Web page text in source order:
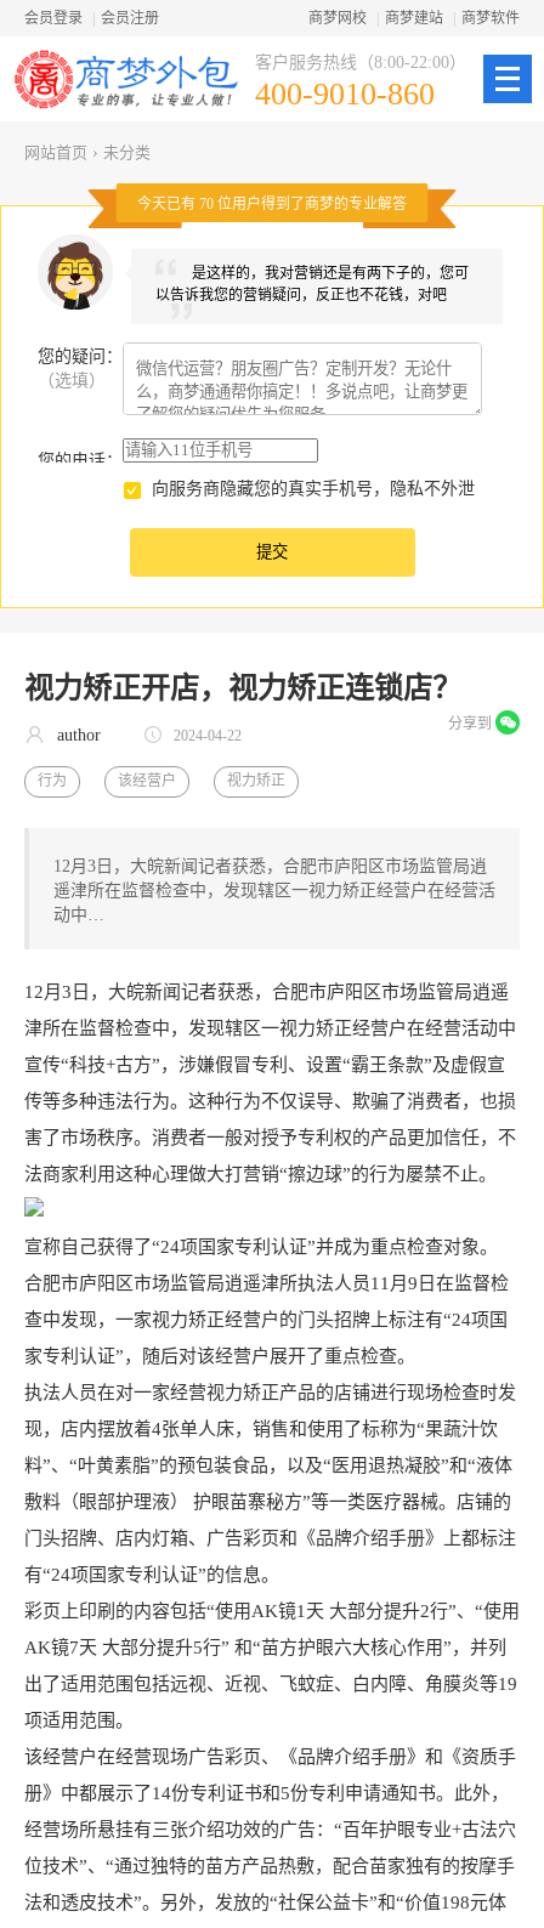
会员登录 会员注册 商梦网校 商梦建站 商梦软件
客户服务热线（8:00-22:00）
400-9010-860
网站首页 › 未分类
今天已有 70 位用户得到了商梦的专业解答
是这样的，我对营销还是有两下子的，您可
以告诉我您的营销疑问，反正也不花钱，对吧
您的疑问
（选填）
：
您的电话：
向服务商隐藏您的真实手机号，隐私不外泄
视力矫正开店，视力矫正连锁店？
分享到
author 2024-04-22
行为 该经营户 视力矫正
12月3日，大皖新闻记者获悉，合肥市庐阳区市场监管局逍
遥津所在监督检查中，发现辖区一视力矫正经营户在经营活
动中…
12月3日，大皖新闻记者获悉，合肥市庐阳区市场监管局逍遥
津所在监督检查中，发现辖区一视力矫正经营户在经营活动中
宣传“科技+古方”，涉嫌假冒专利、设置“霸王条款”及虚假宣
传等多种违法行为。这种行为不仅误导、欺骗了消费者，也损
害了市场秩序。消费者一般对授予专利权的产品更加信任，不
法商家利用这种心理做大打营销“擦边球”的行为屡禁不止。
宣称自己获得了“24项国家专利认证”并成为重点检查对象。
合肥市庐阳区市场监管局逍遥津所执法人员11月9日在监督检
查中发现，一家视力矫正经营户的门头招牌上标注有“24项国
家专利认证”，随后对该经营户展开了重点检查。
执法人员在对一家经营视力矫正产品的店铺进行现场检查时发
现，店内摆放着4张单人床，销售和使用了标称为“果蔬汁饮
料”、“叶黄素脂”的预包装食品，以及“医用退热凝胶”和“液体
敷料（眼部护理液） 护眼苗寨秘方”等一类医疗器械。店铺的
门头招牌、店内灯箱、广告彩页和《品牌介绍手册》上都标注
有“24项国家专利认证”的信息。
彩页上印刷的内容包括“使用AK镜1天 大部分提升2行”、“使用
AK镜7天 大部分提升5行” 和“苗方护眼六大核心作用”，并列
出了适用范围包括远视、近视、飞蚊症、白内障、角膜炎等19
项适用范围。
该经营户在经营现场广告彩页、《品牌介绍手册》和《资质手
册》中都展示了14份专利证书和5份专利申请通知书。此外，
经营场所悬挂有三张介绍功效的广告：“百年护眼专业+古法穴
位技术”、“通过独特的苗方产品热敷，配合苗家独有的按摩手
法和透皮技术”。另外，发放的“社保公益卡”和“价值198元体